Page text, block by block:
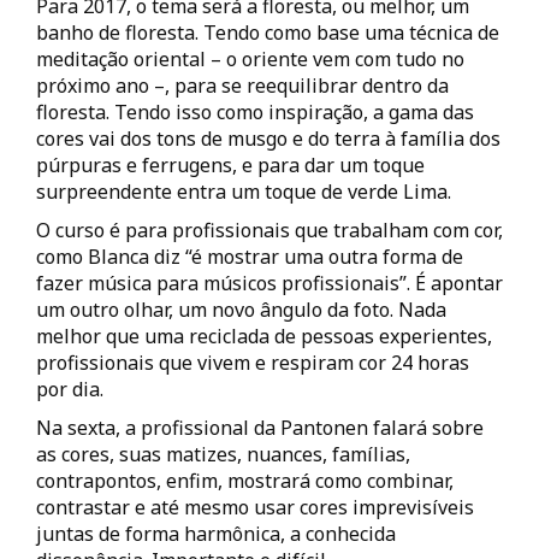
Para 2017, o tema será a floresta, ou melhor, um
banho de floresta. Tendo como base uma técnica de
meditação oriental – o oriente vem com tudo no
próximo ano –, para se reequilibrar dentro da
floresta. Tendo isso como inspiração, a gama das
cores vai dos tons de musgo e do terra à família dos
púrpuras e ferrugens, e para dar um toque
surpreendente entra um toque de verde Lima.
O curso é para profissionais que trabalham com cor,
como Blanca diz “é mostrar uma outra forma de
fazer música para músicos profissionais”. É apontar
um outro olhar, um novo ângulo da foto. Nada
melhor que uma reciclada de pessoas experientes,
profissionais que vivem e respiram cor 24 horas
por dia.
Na sexta, a profissional da Pantonen falará sobre
as cores, suas matizes, nuances, famílias,
contrapontos, enfim, mostrará como combinar,
contrastar e até mesmo usar cores imprevisíveis
juntas de forma harmônica, a conhecida